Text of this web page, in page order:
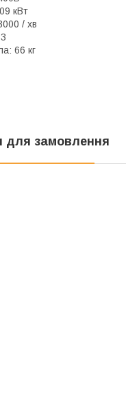
кВт
/ хв
66 кг
для замовлення